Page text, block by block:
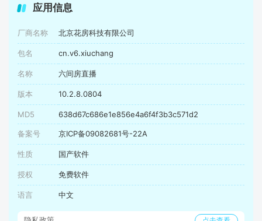
应用信息
厂商名称 北京花房科技有限公司
包名 cn.v6.xiuchang
名称 六间房直播
版本 10.2.8.0804
MD5 638d67c686e1e856e4a6f4f3b3c571d2
备案号 京ICP备09082681号-22A
性质 国产软件
授权 免费软件
语言 中文